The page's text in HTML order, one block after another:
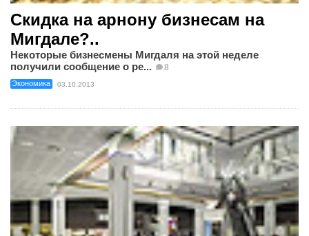
Cкидка на арнону бизнесам на
Мигдале?..
Некоторые бизнесмены Мигдаля на этой неделе
получили сообщение о ре...
8
Экономика 03.10.2013